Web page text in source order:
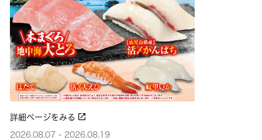
詳細ページをみる
2026.08.07 - 2026.08.19